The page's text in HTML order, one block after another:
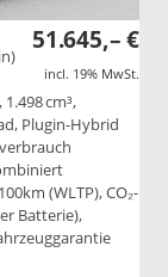
51.645,– €
incl. 19% MwSt.
1.498 cm³,
Plugin-Hybrid
(WLTP), CO₂-
Batterie),